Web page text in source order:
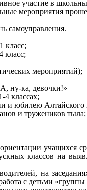
участие в
мероприятия
самоуправления.
класс;
класс;
мероприятий);
ну-ка, девочки!»
и юбилею Алтайского
и тружеников тыла;
учащихся
классов на
на
с детьми